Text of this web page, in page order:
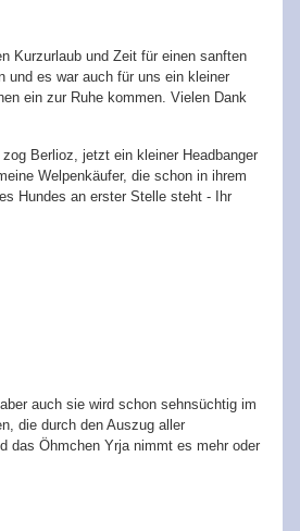
Kurzurlaub und Zeit für einen sanften
und es war auch für uns ein kleiner
ein zur Ruhe kommen. Vielen Dank
Berlioz, jetzt ein kleiner Headbanger
Welpenkäufer, die schon in ihrem
Hundes an erster Stelle steht - Ihr
auch sie wird schon sehnsüchtig im
die durch den Auszug aller
das Öhmchen Yrja nimmt es mehr oder